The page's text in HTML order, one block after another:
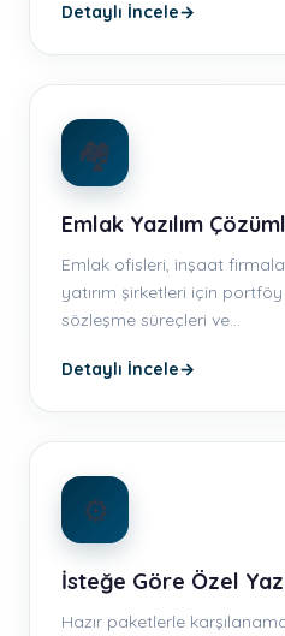
Detaylı İncele→
🏘️
Emlak Yazılım
Emlak ofisleri, inşaat
yatırım şirketleri için
sözleşme süreçleri ve…
Detaylı İncele→
⚙️
İsteğe Göre Özel
Hazır paketlerle